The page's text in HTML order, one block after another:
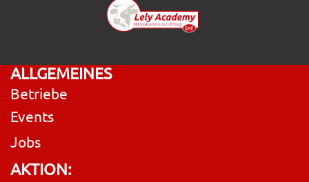
ALLGEMEINES
Betriebe
Events
Jobs
AKTION: